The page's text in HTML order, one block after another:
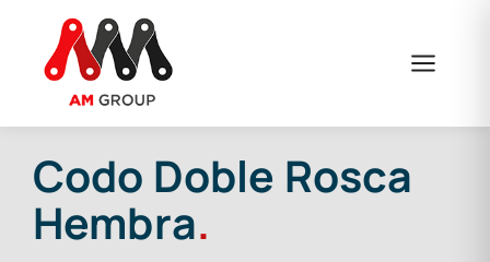
contenido
Codo Doble Rosca
Hembra.